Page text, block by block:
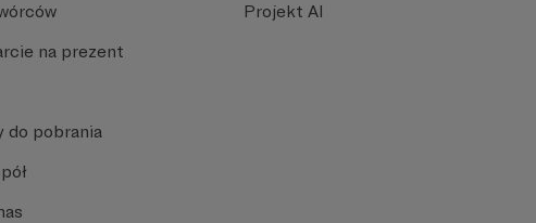
na prezent
do pobrania
Projekt AI